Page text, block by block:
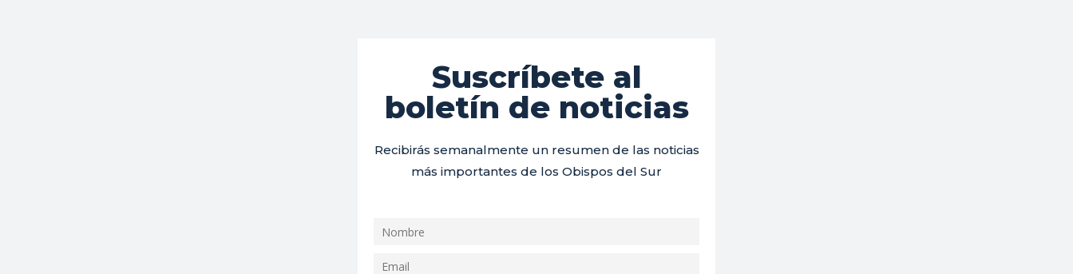
Suscríbete al
boletín de noticias
Recibirás semanalmente un resumen de las noticias
más importantes de los Obispos del Sur